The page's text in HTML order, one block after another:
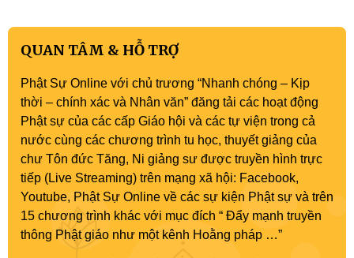
QUAN TÂM & HỖ TRỢ
Phật Sự Online với chủ trương “Nhanh chóng – Kịp
thời – chính xác và Nhân văn” đăng tải các hoạt động
Phật sự của các cấp Giáo hội và các tự viện trong cả
nước cùng các chương trình tu học, thuyết giảng của
chư Tôn đức Tăng, Ni giảng sư được truyền hình trực
tiếp (Live Streaming) trên mạng xã hội: Facebook,
Youtube, Phật Sự Online về các sự kiện Phật sự và trên
15 chương trình khác với mục đích “ Đẩy mạnh truyền
thông Phật giáo như một kênh Hoằng pháp …”